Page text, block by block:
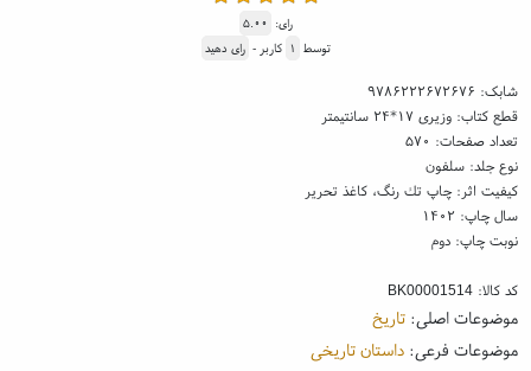
رای: ۵.۰۰
توسط ۱ کاربر - رای دهید
شابک: ۹۷۸۶۲۲۲۶۷۲۶۷۶
قطع کتاب: وزیری ۱۷*۲۴ سانتیمتر
تعداد صفحات: ۵۷۰
نوع جلد: سلفون
کیفیت اثر: چاپ تك رنگ، کاغذ تحریر
سال چاپ: ۱۴۰۲
نوبت چاپ: دوم
کد کالا:BK00001514
موضوعات اصلی:تاریخ
موضوعات فرعی:داستان تاریخی